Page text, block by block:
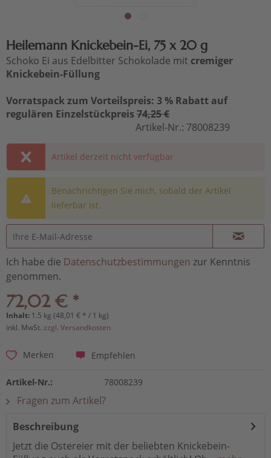
Heilemann Knickebein-Ei, 75 x 20 g
Schoko Ei aus Edelbitter Schokolade mit cremiger
Knickebein-Füllung
Vorratspack zum Vorteilspreis: 3 % Rabatt auf
regulären Einzelstückpreis 74,25 €
Artikel-Nr.: 78008239
Artikel derzeit nicht verfügbar
Benachrichtigen Sie mich, sobald der Artikel
lieferbar ist.
Ich habe die Datenschutzbestimmungen zur Kenntnis
genommen.
72,02 € *
Inhalt: 1.5 kg (48,01 € * / 1 kg)
inkl. MwSt. zzgl. Versandkosten
Merken Empfehlen
Artikel-Nr.: 78008239
Fragen zum Artikel?
Beschreibung
Jetzt die Ostereier mit der beliebten Knickebein-